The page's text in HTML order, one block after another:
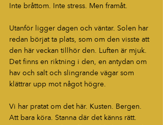
Inte bråttom. Inte stress. Men framåt.
Utanför ligger dagen och väntar. Solen har
redan börjat ta plats, som om den visste att
den här veckan tillhör den. Luften är mjuk.
Det finns en riktning i den, en antydan om
hav och salt och slingrande vägar som
klättrar upp mot något högre.
Vi har pratat om det här. Kusten. Bergen.
Att bara köra. Stanna där det känns rätt.